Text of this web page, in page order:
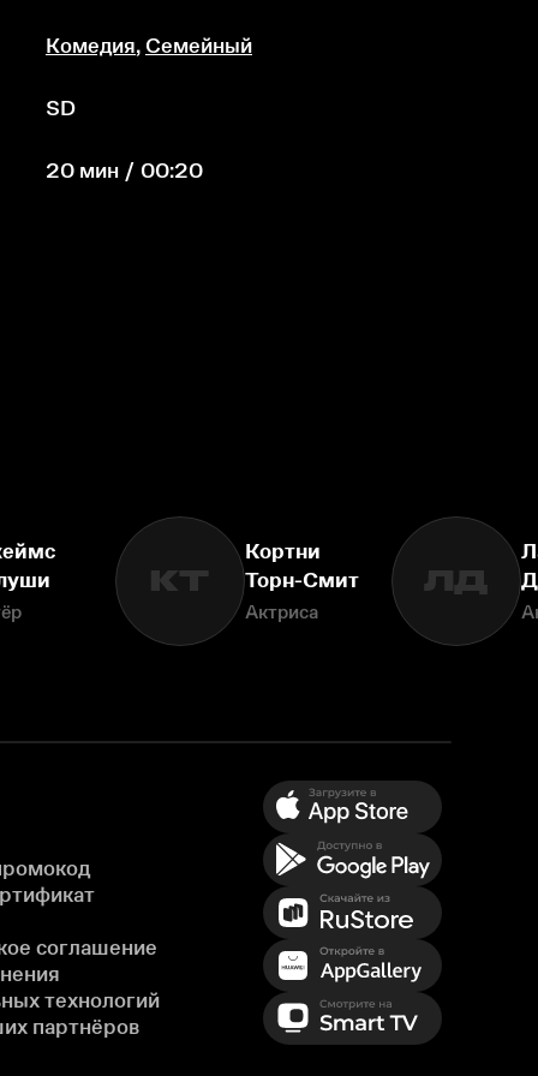
Комедия, Семейный
SD
20 мин / 00:20
КТ
Кортни
Торн-Смит
Актриса
ЛД
соглашение
технологий
партнёров